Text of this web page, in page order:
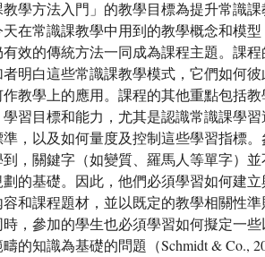
教學方法入門」的教學目標為提升常識
天在常識課教學中用到的教學概念和模
效的傳統方法一同成為課程主題。課
者明白這些常識課教學模式，它們如何
作教學上的應用。課程的其他重點包括
學習目標和能力，尤其是認識常識課學
準，以及如何量度及控制這些學習指標
，關鍵字（如變質、羅馬人等單字）
的基礎。因此，他們必須學習如何建
和課程題材，並以既定的教學相關性
，參加的學生也必須學習如何擬定一
的知識為基礎的問題（Schmidt & Co.,